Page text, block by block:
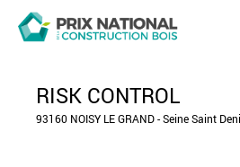
RISK CONTROL
93160 NOISY LE GRAND - Seine Saint